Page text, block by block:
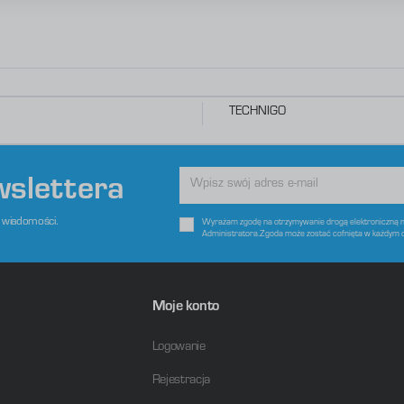
TECHNIGO
Wyrażam zgodę na otrzymywanie drogą elektroniczną
Administratora.Zgoda może zostać cofnięta w każdym
Moje konto
Logowanie
Rejestracja